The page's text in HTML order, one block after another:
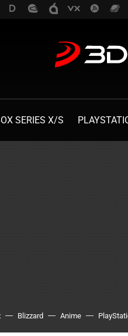
SERIES X/S
Blizzard Anime